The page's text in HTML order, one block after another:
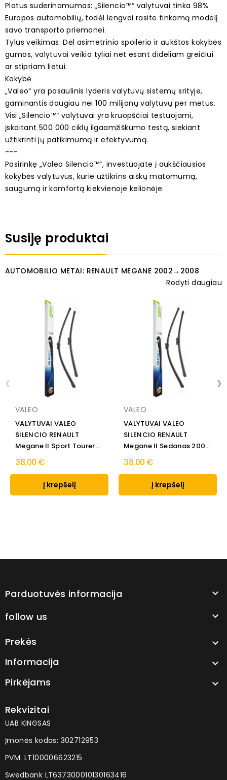
Platus suderinamumas: „Silencio™“ valytuvai tinka 98%
Europos automobilių, todėl lengvai rasite tinkamą modelį
savo transporto priemonei.
Tylus veikimas: Dėl asimetrinio spoilerio ir aukštos kokybės
gumos, valytuvai veikia tyliai net esant dideliam greičiui
ar stipriam lietui.
Kokybė
„Valeo“ yra pasaulinis lyderis valytuvų sistemų srityje,
gaminantis daugiau nei 100 milijonų valytuvų per metus.
Visi „Silencio™“ valytuvai yra kruopščiai testuojami,
įskaitant 500 000 ciklų ilgaamžiškumo testą, siekiant
užtikrinti jų patikimumą ir efektyvumą.
---
Pasirinkę „Valeo Silencio™“, investuojate į aukščiausios
kokybės valytuvus, kurie užtikrins aiškų matomumą,
saugumą ir komfortą kiekvienoje kelionėje.
Susiję produktai
AUTOMOBILIO METAI: RENAULT MEGANE 2002→2008
Rodyti daugiau
VALEO
VALYTUVAI VALEO
SILENCIO RENAULT
Megane II Sport Tourer
2003 →...
38,00 €
Į krepšelį
VALEO
VALYTUVAI VALEO
SILENCIO RENAULT
Megane II Sedanas 2003
→
38,00 €
Į krepšelį
‹ ›
Parduotuvės informacija 
follow us 
Prekės 
Informacija 
Pirkėjams 
Rekvizitai
UAB KINGSAS
Įmonės kodas: 302712953
PVM: LT100006623215
Swedbank LT637300010130163416